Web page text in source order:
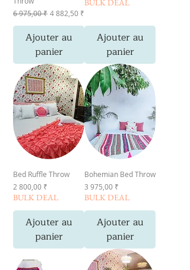
Prix original
6 975,00 ₹ Prix promotionnel
4 882,50 ₹
Ajouter au
panier
BULK DEAL
Ajouter au
panier
Bed Ruffle Throw
Prix
2 800,00 ₹
BULK DEAL
Ajouter au
panier
Bohemian Bed Throw
Prix
3 975,00 ₹
BULK DEAL
Ajouter au
panier